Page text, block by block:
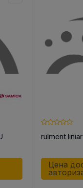
rulment
Цена